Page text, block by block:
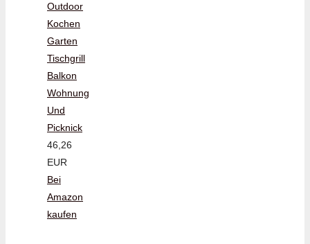
Outdoor
Kochen
Garten
Tischgrill
Balkon
Wohnung
Und
Picknick
46,26
EUR
Bei
Amazon
kaufen